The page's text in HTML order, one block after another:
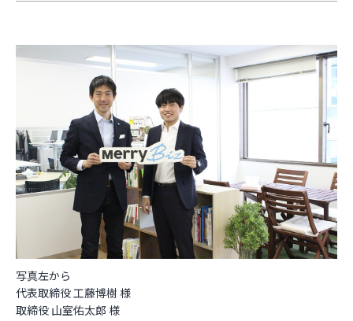
写真左から
代表取締役 工藤博樹 様
取締役 山室佑太郎 様